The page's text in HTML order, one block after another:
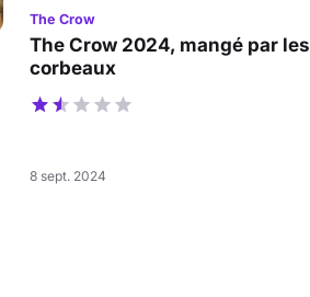
The Crow
The Crow 2024, mangé par les
corbeaux
8 sept. 2024